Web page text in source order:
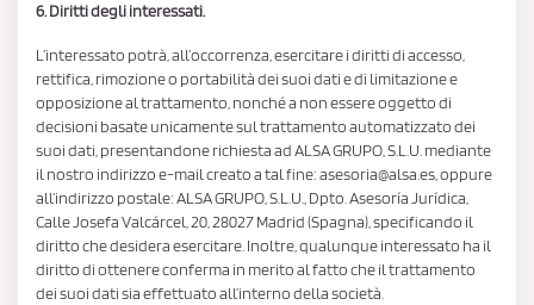
6. Diritti degli interessati.
L’interessato potrà, all’occorrenza, esercitare i diritti di accesso,
rettifica, rimozione o portabilità dei suoi dati e di limitazione e
opposizione al trattamento, nonché a non essere oggetto di
decisioni basate unicamente sul trattamento automatizzato dei
suoi dati, presentandone richiesta ad ALSA GRUPO, S.L.U. mediante
il nostro indirizzo e-mail creato a tal fine: asesoria@alsa.es, oppure
all’indirizzo postale: ALSA GRUPO, S.L.U., Dpto. Asesoría Jurídica,
Calle Josefa Valcárcel, 20, 28027 Madrid (Spagna), specificando il
diritto che desidera esercitare. Inoltre, qualunque interessato ha il
diritto di ottenere conferma in merito al fatto che il trattamento
dei suoi dati sia effettuato all’interno della società.